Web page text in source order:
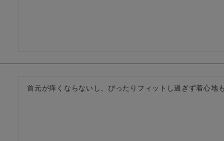
首元が痒くならないし、ぴったりフィットし過ぎず着心地